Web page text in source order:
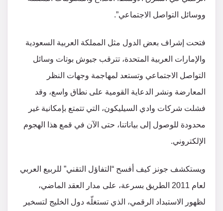
ووسائل التواصل الاجتماعي”.
فتحت إشراف بعض الدول مثل المملكة العربية السعودية
والإمارات العربية المتحدة، تترقب جيوش بوتات وسائل
التواصل الاجتماعي وتستعد لمهاجمة وجهات النظر
المعارضة ونشر الدعاية القومية على نطاق واسع، وقد
فشلت شركات وادي السيليكون، التي تتمتع بإمكانية غير
محدودة للوصول إلى بياناتنا، حتى الآن في قمع هذا الهجوم
الإلكتروني.
ويستكشف جونز كيف أفسح “التفاؤل التقني” للربيع العربي
لعام 2011 الطريق بسرعة، على مدار العقد الماضي،
لظهور الاستبداد الرقمي، الذي تستغلّه دول الخليج لتسخير